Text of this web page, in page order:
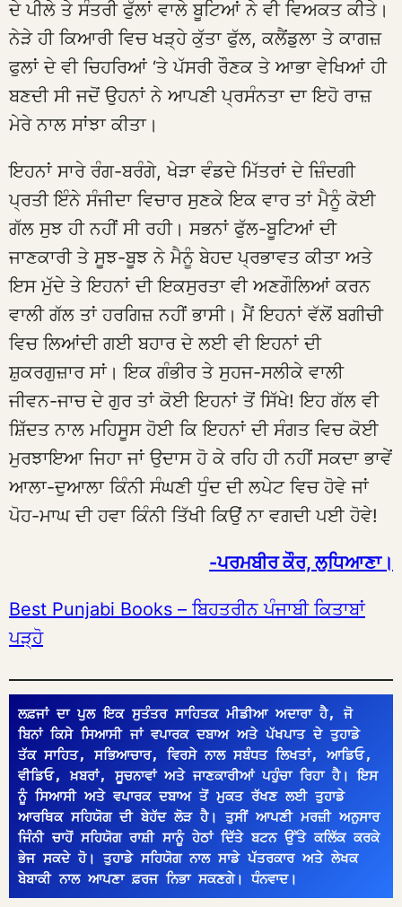
ਦੇ ਪੀਲੇ ਤੇ ਸੰਤਰੀ ਫੁੱਲਾਂ ਵਾਲੇ ਬੂਟਿਆਂ ਨੇ ਵੀ ਵਿਅਕਤ ਕੀਤੇ।
ਨੇੜੇ ਹੀ ਕਿਆਰੀ ਵਿਚ ਖੜ੍ਹੇ ਕੁੱਤਾ ਫੁੱਲ, ਕਲੈਂਡੁਲਾ ਤੇ ਕਾਗਜ਼
ਫੁਲਾਂ ਦੇ ਵੀ ਚਿਹਰਿਆਂ ‘ਤੇ ਪੱਸਰੀ ਰੌਣਕ ਤੇ ਆਭਾ ਵੇਖਿਆਂ ਹੀ
ਬਣਦੀ ਸੀ ਜਦੋਂ ਉਹਨਾਂ ਨੇ ਆਪਣੀ ਪ੍ਰਸੰਨਤਾ ਦਾ ਇਹੋ ਰਾਜ਼
ਮੇਰੇ ਨਾਲ ਸਾਂਝਾ ਕੀਤਾ।
ਇਹਨਾਂ ਸਾਰੇ ਰੰਗ-ਬਰੰਗੇ, ਖੇੜਾ ਵੰਡਦੇ ਮਿੱਤਰਾਂ ਦੇ ਜ਼ਿੰਦਗੀ
ਪ੍ਰਤੀ ਇੰਨੇ ਸੰਜੀਦਾ ਵਿਚਾਰ ਸੁਣਕੇ ਇਕ ਵਾਰ ਤਾਂ ਮੈਨੂੰ ਕੋਈ
ਗੱਲ ਸੁਝ ਹੀ ਨਹੀਂ ਸੀ ਰਹੀ। ਸਭਨਾਂ ਫੁੱਲ-ਬੂਟਿਆਂ ਦੀ
ਜਾਣਕਾਰੀ ਤੇ ਸੂਝ-ਬੂਝ ਨੇ ਮੈਨੂੰ ਬੇਹਦ ਪ੍ਰਭਾਵਤ ਕੀਤਾ ਅਤੇ
ਇਸ ਮੁੱਦੇ ਤੇ ਇਹਨਾਂ ਦੀ ਇਕਸੁਰਤਾ ਵੀ ਅਣਗੌਲਿਆਂ ਕਰਨ
ਵਾਲੀ ਗੱਲ ਤਾਂ ਹਰਗਿਜ਼ ਨਹੀਂ ਭਾਸੀ। ਮੈਂ ਇਹਨਾਂ ਵੱਲੋਂ ਬਗੀਚੀ
ਵਿਚ ਲਿਆਂਦੀ ਗਈ ਬਹਾਰ ਦੇ ਲਈ ਵੀ ਇਹਨਾਂ ਦੀ
ਸ਼ੁਕਰਗੁਜ਼ਾਰ ਸਾਂ। ਇਕ ਗੰਭੀਰ ਤੇ ਸੁਹਜ-ਸਲੀਕੇ ਵਾਲੀ
ਜੀਵਨ-ਜਾਚ ਦੇ ਗੁਰ ਤਾਂ ਕੋਈ ਇਹਨਾਂ ਤੋਂ ਸਿੱਖੇ! ਇਹ ਗੱਲ ਵੀ
ਸ਼ਿੱਦਤ ਨਾਲ ਮਹਿਸੂਸ ਹੋਈ ਕਿ ਇਹਨਾਂ ਦੀ ਸੰਗਤ ਵਿਚ ਕੋਈ
ਮੁਰਝਾਇਆ ਜਿਹਾ ਜਾਂ ਉਦਾਸ ਹੋ ਕੇ ਰਹਿ ਹੀ ਨਹੀਂ ਸਕਦਾ ਭਾਵੇਂ
ਆਲਾ-ਦੁਆਲਾ ਕਿੰਨੀ ਸੰਘਣੀ ਧੁੰਦ ਦੀ ਲਪੇਟ ਵਿਚ ਹੋਵੇ ਜਾਂ
ਪੋਹ-ਮਾਘ ਦੀ ਹਵਾ ਕਿੰਨੀ ਤਿੱਖੀ ਕਿਉਂ ਨਾ ਵਗਦੀ ਪਈ ਹੋਵੇ!
-ਪਰਮਬੀਰ ਕੌਰ, ਲੁਧਿਆਣਾ।
Best Punjabi Books – ਬਿਹਤਰੀਨ ਪੰਜਾਬੀ ਕਿਤਾਬਾਂ
ਪੜ੍ਹੋ
ਲਫ਼ਜਾਂ ਦਾ ਪੁਲ ਇਕ ਸੁਤੰਤਰ ਸਾਹਿਤਕ ਮੀਡੀਆ ਅਦਾਰਾ ਹੈ, ਜੋ
ਬਿਨਾਂ ਕਿਸੇ ਸਿਆਸੀ ਜਾਂ ਵਪਾਰਕ ਦਬਾਅ ਅਤੇ ਪੱਖਪਾਤ ਦੇ ਤੁਹਾਡੇ
ਤੱਕ ਸਾਹਿਤ, ਸਭਿਆਚਾਰ, ਵਿਰਸੇ ਨਾਲ ਸਬੰਧਤ ਲਿਖਤਾਂ, ਆਡਿਓ,
ਵੀਡਿਓ, ਖ਼ਬਰਾਂ, ਸੂਚਨਾਵਾਂ ਅਤੇ ਜਾਣਕਾਰੀਆਂ ਪਹੁੰਚਾ ਰਿਹਾ ਹੈ। ਇਸ
ਨੂੰ ਸਿਆਸੀ ਅਤੇ ਵਪਾਰਕ ਦਬਾਅ ਤੋਂ ਮੁਕਤ ਰੱਖਣ ਲਈ ਤੁਹਾਡੇ
ਆਰਥਿਕ ਸਹਿਯੋਗ ਦੀ ਬੇਹੱਦ ਲੋੜ ਹੈ। ਤੁਸੀਂ ਆਪਣੀ ਮਰਜ਼ੀ ਅਨੁਸਾਰ
ਜਿੰਨੀ ਚਾਹੋਂ ਸਹਿਯੋਗ ਰਾਸ਼ੀ ਸਾਨੂੰ ਹੇਠਾਂ ਦਿੱਤੇ ਬਟਨ ਉੱਤੇ ਕਲਿੱਕ ਕਰਕੇ
ਭੇਜ ਸਕਦੇ ਹੋ। ਤੁਹਾਡੇ ਸਹਿਯੋਗ ਨਾਲ ਸਾਡੇ ਪੱਤਰਕਾਰ ਅਤੇ ਲੇਖਕ
ਬੇਬਾਕੀ ਨਾਲ ਆਪਣਾ ਫ਼ਰਜ ਨਿਭਾ ਸਕਣਗੇ। ਧੰਨਵਾਦ।